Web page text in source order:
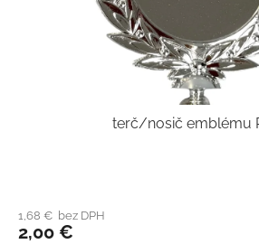
terč/nosič emblému
1,68 € bez DPH
2,00 €